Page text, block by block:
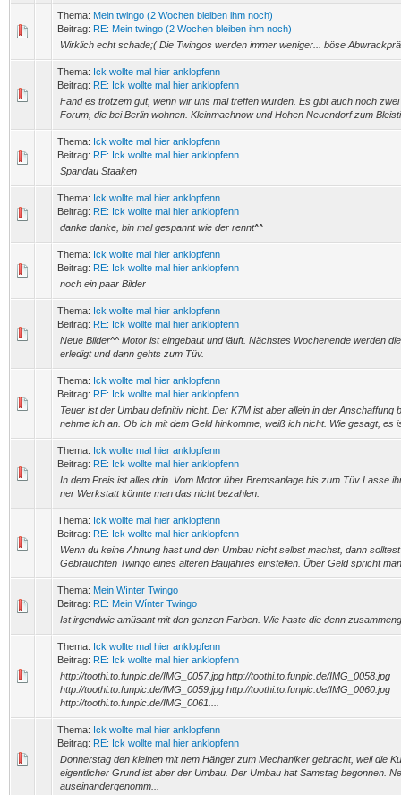
Thema: Mein twingo (2 Wochen bleiben ihm noch)
Beitrag: RE: Mein twingo (2 Wochen bleiben ihm noch)
Wirklich echt schade;( Die Twingos werden immer weniger... böse
Thema: Ick wollte mal hier anklopfenn
Beitrag: RE: Ick wollte mal hier anklopfenn
Fänd es trotzem gut, wenn wir uns mal treffen würden. Es gibt auch noch
Forum, die bei Berlin wohnen. Kleinmachnow und Hohen Neuendorf zum
Thema: Ick wollte mal hier anklopfenn
Beitrag: RE: Ick wollte mal hier anklopfenn
Spandau Staaken
Thema: Ick wollte mal hier anklopfenn
Beitrag: RE: Ick wollte mal hier anklopfenn
danke danke, bin mal gespannt wie der rennt^^
Thema: Ick wollte mal hier anklopfenn
Beitrag: RE: Ick wollte mal hier anklopfenn
noch ein paar Bilder
Thema: Ick wollte mal hier anklopfenn
Beitrag: RE: Ick wollte mal hier anklopfenn
Neue Bilder^^ Motor ist eingebaut und läuft. Nächstes Wochenende werden
erledigt und dann gehts zum Tüv.
Thema: Ick wollte mal hier anklopfenn
Beitrag: RE: Ick wollte mal hier anklopfenn
Teuer ist der Umbau definitiv nicht. Der K7M ist aber allein in der Anschaffung
nehme ich an. Ob ich mit dem Geld hinkomme, weiß ich nicht. Wie gesagt, es
Thema: Ick wollte mal hier anklopfenn
Beitrag: RE: Ick wollte mal hier anklopfenn
In dem Preis ist alles drin. Vom Motor über Bremsanlage bis zum Tüv Lasse
ner Werkstatt könnte man das nicht bezahlen.
Thema: Ick wollte mal hier anklopfenn
Beitrag: RE: Ick wollte mal hier anklopfenn
Wenn du keine Ahnung hast und den Umbau nicht selbst machst, dann
Gebrauchten Twingo eines älteren Baujahres einstellen. Über Geld spricht
Thema: Mein Wínter Twingo
Beitrag: RE: Mein Wínter Twingo
Ist irgendwie amüsant mit den ganzen Farben. Wie haste die denn
Thema: Ick wollte mal hier anklopfenn
Beitrag: RE: Ick wollte mal hier anklopfenn
http://toothi.to.funpic.de/IMG_0057.jpg http://toothi.to.funpic.de/IMG_0058.jpg
http://toothi.to.funpic.de/IMG_0059.jpg http://toothi.to.funpic.de/IMG_0060.jpg
http://toothi.to.funpic.de/IMG_0061....
Thema: Ick wollte mal hier anklopfenn
Beitrag: RE: Ick wollte mal hier anklopfenn
Donnerstag den kleinen mit nem Hänger zum Mechaniker gebracht, weil die
eigentlicher Grund ist aber der Umbau. Der Umbau hat Samstag begonnen.
auseinandergenomm...